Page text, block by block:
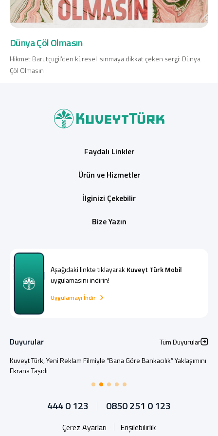
Dijital Bankacılık
English
العربية
Dijital Bankacılık Hakkımızda
Şube ve ATM’ler
İletişim
Konut Finansmanı
Yatırım Fonları
Tarım Finansmanı
Dünya Çöl Olmasın
Hikmet Barutçugil’den küresel ısınmaya dikkat çeken sergi: Dünya
Çöl Olmasın
Faydalı Linkler
Ürün ve Hizmetler
İlginizi Çekebilir
Bize Yazın
Aşağıdaki linkte tıklayarak Kuveyt Türk Mobil
uygulamasını indirin!
Uygulamayı İndir
Duyurular
Tüm Duyurular
Kuveyt Türk, Yeni Reklam Filmiyle “Bana Göre Bankacılık” Yaklaşımını
Ekrana Taşıdı
444 0 123 0850 251 0 123
Çerez Ayarları Erişilebilirlik